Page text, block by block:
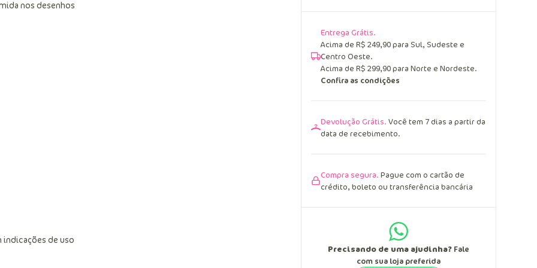
nos desenhos
indicações de uso
Entrega Grátis.
Acima de R$ 249,90 para Sul, Sudeste e
Centro Oeste.
Acima de R$ 299,90 para Norte e Nordeste.
Confira as condições
Devolução Grátis. Você tem 7 dias a partir da
data de recebimento.
Compra segura. Pague com o cartão de
crédito, boleto ou transferência bancária
Precisando de uma ajudinha? Fale
com sua loja preferida